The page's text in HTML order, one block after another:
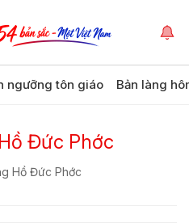
ngưỡng tôn giáo Bản làng
Đức Phớc
Hồ Đức Phớc